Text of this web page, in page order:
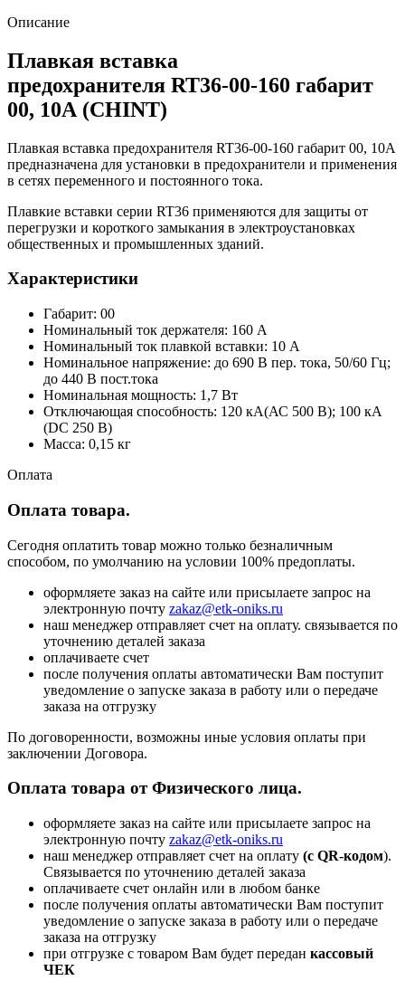
Описание
Плавкая вставка
предохранителя RT36-00-160 габарит
00, 10А (CHINT)
Плавкая вставка предохранителя RT36-00-160 габарит 00, 10А
предназначена для установки в предохранители и применения
в сетях переменного и постоянного тока.
Плавкие вставки серии RT36 применяются для защиты от
перегрузки и короткого замыкания в электроустановках
общественных и промышленных зданий.
Характеристики
Габарит: 00
Номинальный ток держателя: 160 А
Номинальный ток плавкой вставки: 10 А
Номинальное напряжение: до 690 В пер. тока, 50/60 Гц;
до 440 В пост.тока
Номинальная мощность: 1,7 Вт
Отключающая способность: 120 кА(АС 500 В); 100 кА
(DC 250 В)
Масса: 0,15 кг
Оплата
Оплата товара.
Сегодня оплатить товар можно только безналичным
способом, по умолчанию на условии 100% предоплаты.
оформляете заказ на сайте или присылаете запрос на
электронную почту zakaz@etk-oniks.ru
наш менеджер отправляет счет на оплату. связывается по
уточнению деталей заказа
оплачиваете счет
после получения оплаты автоматически Вам поступит
уведомление о запуске заказа в работу или о передаче
заказа на отгрузку
По договоренности, возможны иные условия оплаты при
заключении Договора.
Оплата товара от Физического лица.
оформляете заказ на сайте или присылаете запрос на
электронную почту zakaz@etk-oniks.ru
наш менеджер отправляет счет на оплату (с QR-кодом).
Связывается по уточнению деталей заказа
оплачиваете счет онлайн или в любом банке
после получения оплаты автоматически Вам поступит
уведомление о запуске заказа в работу или о передаче
заказа на отгрузку
при отгрузке с товаром Вам будет передан кассовый
ЧЕК